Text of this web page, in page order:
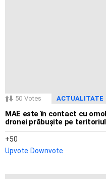
50 Votes ACTUALITATE
MAE este în contact cu
dronei prăbușite pe
50
Upvote Downvote